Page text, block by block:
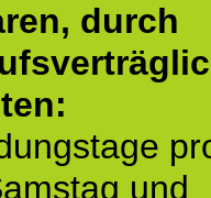
durch
und